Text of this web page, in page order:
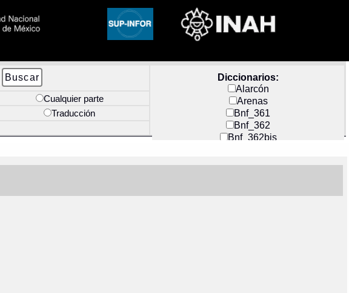
Diccionarios:
Alarcón
Arenas
Bnf_361
Bnf_362
Bnf_362bis
Docs_México
Cualquier parte
Traducción